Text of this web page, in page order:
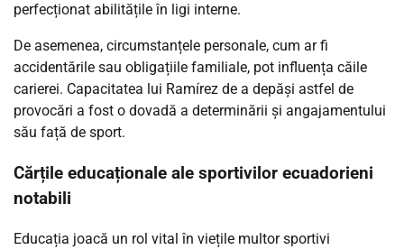
perfecționat abilitățile în ligi interne.
De asemenea, circumstanțele personale, cum ar fi
accidentările sau obligațiile familiale, pot influența căile
carierei. Capacitatea lui Ramírez de a depăși astfel de
provocări a fost o dovadă a determinării și angajamentului
său față de sport.
Cărțile educaționale ale sportivilor ecuadorieni
notabili
Educația joacă un rol vital în viețile multor sportivi